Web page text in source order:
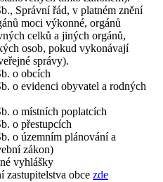
Správní řád, v platném znění
moci výkonné, orgánů
celků a jiných orgánů,
osob, pokud vykonávají
správy).
o obcích
o evidenci obyvatel a rodných
o místních poplatcích
o přestupcích
o územním plánování a
zákon)
vyhlášky
zastupitelstva obce zde